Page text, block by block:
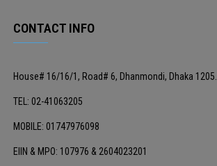
CONTACT INFO
House# 16/16/1, Road# 6, Dhanmondi, Dhaka 1205.
TEL: 02-41063205
MOBILE: 01747976098
EIIN & MPO: 107976 & 2604023201